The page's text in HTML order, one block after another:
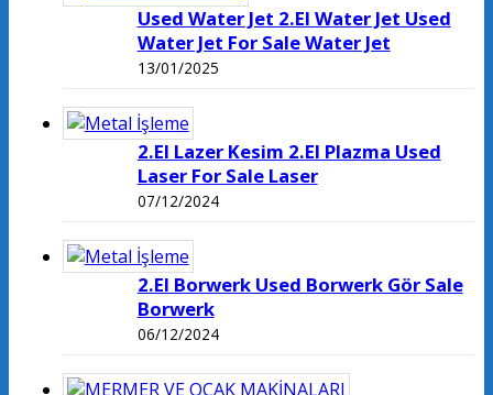
Used Water Jet 2.El Water Jet Used
Water Jet For Sale Water Jet
13/01/2025
2.El Lazer Kesim 2.El Plazma Used
Laser For Sale Laser
07/12/2024
2.El Borwerk Used Borwerk Gör Sale
Borwerk
06/12/2024